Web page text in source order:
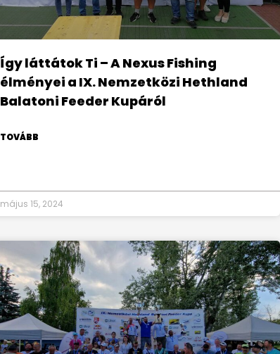
Így láttátok Ti – A Nexus Fishing
élményei a IX. Nemzetközi Hethland
Balatoni Feeder Kupáról
TOVÁBB
május 15, 2024